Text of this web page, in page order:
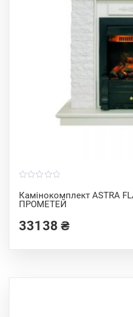
Камінокомплект ASTRA
ПРОМЕТЕЙ
o
u
t
f
5
33138₴